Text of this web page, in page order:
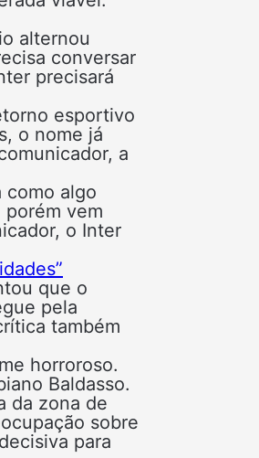
alternou
conversar
precisará
esportivo
o nome já
a
como algo
vem
o Inter
que o
pela
também
horroroso.
Baldasso.
da zona de
sobre
para